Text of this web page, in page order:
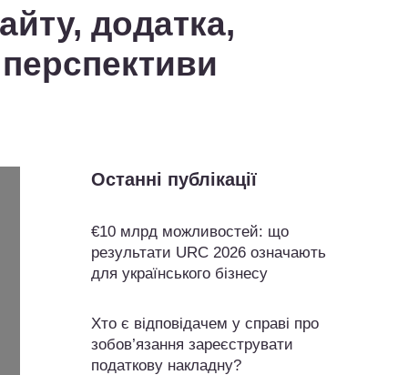
додатка,
Останні публікації
€10 млрд можливостей: що
результати URC 2026 означають
для українського бізнесу
Хто є відповідачем у справі про
зобов’язання зареєструвати
податкову накладну?